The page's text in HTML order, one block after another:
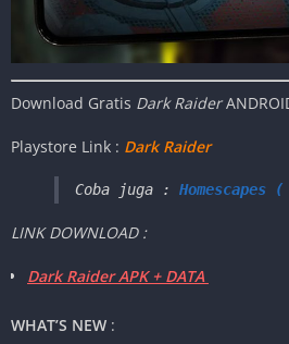
Download Gratis Dark Raider
Playstore Link : Dark Raider
Coba juga : Homescapes
LINK DOWNLOAD :
Dark Raider APK + DATA
WHAT’S NEW :